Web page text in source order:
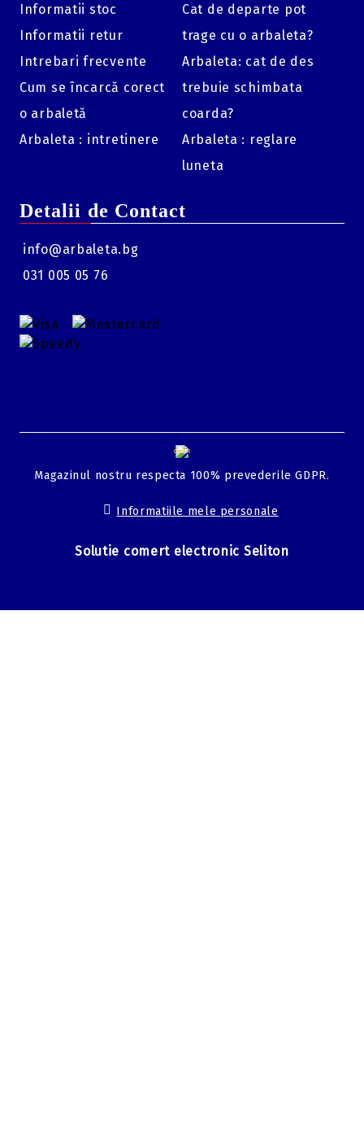
Informatii stoc
Informatii retur
Intrebari frecvente
Cum se încarcă corect
o arbaletă
Arbaleta : intretinere
Cat de departe pot
trage cu o arbaleta?
Arbaleta: cat de des
trebuie schimbata
coarda?
Arbaleta : reglare
luneta
Detalii de Contact
info@arbaleta.bg
031 005 05 76
GDPR
Magazinul nostru respecta 100% prevederile GDPR.
Informatiile mele personale
Solutie comert electronic Seliton